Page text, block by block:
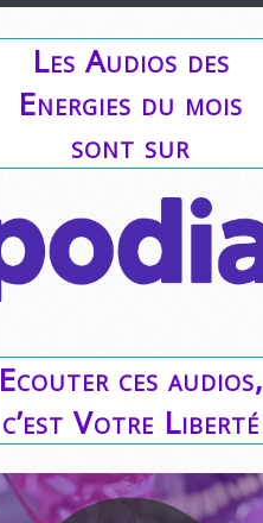
Les Audios des
Energies du mois
sont sur
Ecouter ces audios,
c’est Votre Liberté